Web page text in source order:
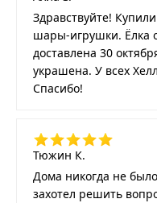
Здравствуйте!
шары-игрушки. Ёлка
доставлена 30
украшена. У всех
Спасибо!
Тюжин К.
Дома никогда не
захотел решить